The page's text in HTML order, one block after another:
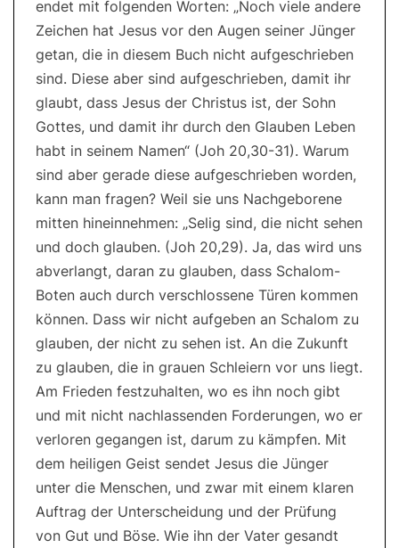
endet mit folgenden Worten: „Noch viele andere
Zeichen hat Jesus vor den Augen seiner Jünger
getan, die in diesem Buch nicht aufgeschrieben
sind. Diese aber sind aufgeschrieben, damit ihr
glaubt, dass Jesus der Christus ist, der Sohn
Gottes, und damit ihr durch den Glauben Leben
habt in seinem Namen“ (Joh 20,30-31). Warum
sind aber gerade diese aufgeschrieben worden,
kann man fragen? Weil sie uns Nachgeborene
mitten hineinnehmen: „Selig sind, die nicht sehen
und doch glauben. (Joh 20,29). Ja, das wird uns
abverlangt, daran zu glauben, dass Schalom-
Boten auch durch verschlossene Türen kommen
können. Dass wir nicht aufgeben an Schalom zu
glauben, der nicht zu sehen ist. An die Zukunft
zu glauben, die in grauen Schleiern vor uns liegt.
Am Frieden festzuhalten, wo es ihn noch gibt
und mit nicht nachlassenden Forderungen, wo er
verloren gegangen ist, darum zu kämpfen. Mit
dem heiligen Geist sendet Jesus die Jünger
unter die Menschen, und zwar mit einem klaren
Auftrag der Unterscheidung und der Prüfung
von Gut und Böse. Wie ihn der Vater gesandt